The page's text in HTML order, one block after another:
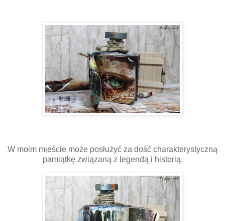
W moim mieście może posłużyć za dość charakterystyczną
pamiątkę związaną z legendą i historią.